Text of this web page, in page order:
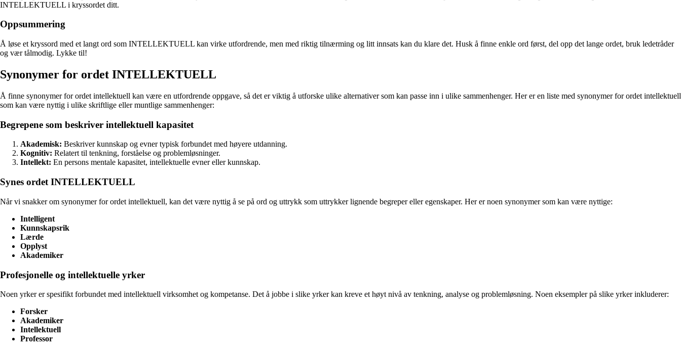
INTELLEKTUELL i kryssordet ditt.
Oppsummering
Å løse et kryssord med et langt ord som INTELLEKTUELL kan virke utfordrende, men med riktig tilnærming og litt innsats kan du klare det. Husk å finne enkle ord først, del opp det lange ordet, bruk ledetråder
og vær tålmodig. Lykke til!
Synonymer for ordet INTELLEKTUELL
Å finne synonymer for ordet intel­lek­tuell kan være en utfordrende oppgave, så det er viktig å utforske ulike alternativer som kan passe inn i ulike sammenhenger. Her er en liste med synonymer for ordet intel­lek­tuell
som kan være nyttig i ulike skriftlige eller muntlige sammenhenger:
Begrepene som beskriver intellektuell kapasitet
Akademisk: Beskriver kunnskap og evner typisk forbundet med høyere utdanning.
Kognitiv: Relatert til tenkning, forståelse og problemløsninger.
Intellekt: En persons mentale kapasitet, intellektuelle evner eller kunnskap.
Synes ordet INTELLEKTUELL
Når vi snakker om synonymer for ordet intel­lek­tuell, kan det være nyttig å se på ord og uttrykk som uttrykker lignende begreper eller egenskaper. Her er noen synonymer som kan være nyttige:
Intelligent
Kunnskapsrik
Lærde
Opplyst
Akademiker
Profesjonelle og intellektuelle yrker
Noen yrker er spesifikt forbundet med intellektuell virksomhet og kompetanse. Det å jobbe i slike yrker kan kreve et høyt nivå av tenkning, analyse og problemløsning. Noen eksempler på slike yrker inkluderer:
Forsker
Akademiker
Intellektuell
Professor